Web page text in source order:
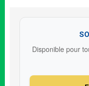
Disponible pour